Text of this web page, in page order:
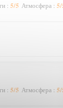
: 5/5 Атмосфера : 5/
: 5/5 Атмосфера : 5/